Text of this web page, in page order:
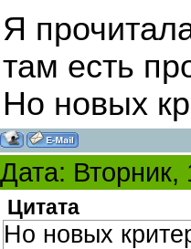
Я
там есть
Но новых
Дата:
Цитата
Но новых